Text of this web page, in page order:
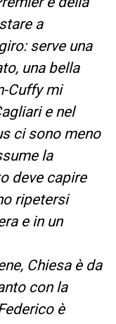
a
serve una
una bella
Cuffy mi
e nel
ci sono meno
la
deve capire
ripetersi
e in un
Chiesa è da
con la
è